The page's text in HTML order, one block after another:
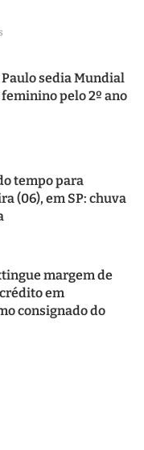
Paulo sedia Mundial
feminino pelo 2º ano
tempo para
(06), em SP: chuva
margem de
em
consignado do